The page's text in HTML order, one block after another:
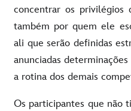
concentrar os privilégios
também por quem ele
ali que serão definidas
anunciadas
a rotina dos demais
Os participantes que não